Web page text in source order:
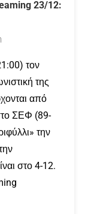
23/12:
τον
της
από
ΣΕΦ (89-
την
στο 4-12.